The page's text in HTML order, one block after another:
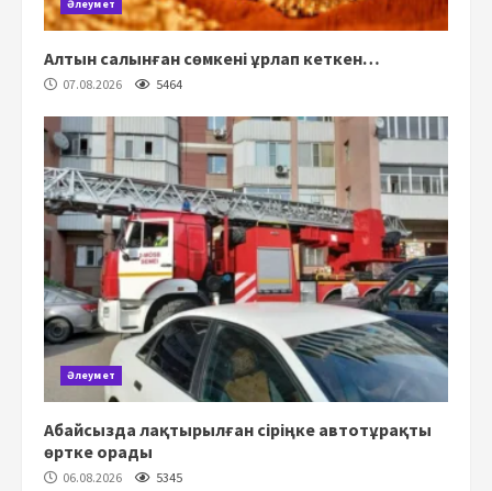
Әлеумет
Алтын салынған сөмкені ұрлап кеткен…
07.08.2026 5464
Әлеумет
Абайсызда лақтырылған сіріңке автотұрақты
өртке орады
06.08.2026 5345